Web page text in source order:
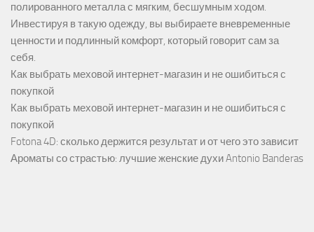
полированного металла с мягким, бесшумным ходом.
Инвестируя в такую одежду, вы выбираете вневременные
ценности и подлинный комфорт, который говорит сам за
себя.
Как выбрать меховой интернет-магазин и не ошибиться с
покупкой
Как выбрать меховой интернет-магазин и не ошибиться с
покупкой
Fotona 4D: сколько держится результат и от чего это зависит
Ароматы со страстью: лучшие женские духи Antonio Banderas